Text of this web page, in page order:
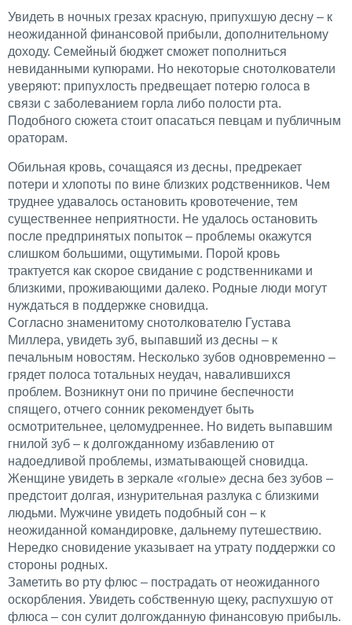
Увидеть в ночных грезах красную, припухшую десну – к
неожиданной финансовой прибыли, дополнительному
доходу. Семейный бюджет сможет пополниться
невиданными купюрами. Но некоторые снотолкователи
уверяют: припухлость предвещает потерю голоса в
связи с заболеванием горла либо полости рта.
Подобного сюжета стоит опасаться певцам и публичным
ораторам.
Обильная кровь, сочащаяся из десны, предрекает
потери и хлопоты по вине близких родственников. Чем
труднее удавалось остановить кровотечение, тем
существеннее неприятности. Не удалось остановить
после предпринятых попыток – проблемы окажутся
слишком большими, ощутимыми. Порой кровь
трактуется как скорое свидание с родственниками и
близкими, проживающими далеко. Родные люди могут
нуждаться в поддержке сновидца.
Согласно знаменитому снотолкователю Густава
Миллера, увидеть зуб, выпавший из десны – к
печальным новостям. Несколько зубов одновременно –
грядет полоса тотальных неудач, навалившихся
проблем. Возникнут они по причине беспечности
спящего, отчего сонник рекомендует быть
осмотрительнее, целомудреннее. Но видеть выпавшим
гнилой зуб – к долгожданному избавлению от
надоедливой проблемы, изматывающей сновидца.
Женщине увидеть в зеркале «голые» десна без зубов –
предстоит долгая, изнурительная разлука с близкими
людьми. Мужчине увидеть подобный сон – к
неожиданной командировке, дальнему путешествию.
Нередко сновидение указывает на утрату поддержки со
стороны родных.
Заметить во рту флюс – пострадать от неожиданного
оскорбления. Увидеть собственную щеку, распухшую от
флюса – сон сулит долгожданную финансовую прибыль.